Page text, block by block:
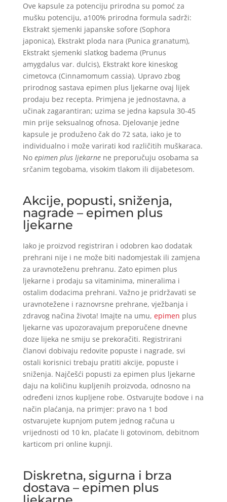
Ove kapsule za potenciju prirodna su pomoć za
mušku potenciju, a100% prirodna formula sadrži:
Ekstrakt sjemenki japanske sofore (Sophora
japonica), Ekstrakt ploda nara (Punica granatum),
Ekstrakt sjemenki slatkog badema (Prunus
amygdalus var. dulcis), Ekstrakt kore kineskog
cimetovca (Cinnamomum cassia). Upravo zbog
prirodnog sastava epimen plus ljekarne ovaj lijek
prodaju bez recepta. Primjena je jednostavna, a
učinak zagarantiran; uzima se jedna kapsula 30-45
min prije seksualnog ofnosa. Djelovanje jedne
kapsule je produženo čak do 72 sata, iako je to
individualno i može varirati kod različitih muškaraca.
No epimen plus ljekarnene preporučuju osobama sa
srčanim tegobama, visokim tlakom ili dijabetesom.
Akcije, popusti, sniženja,
nagrade – epimen plus
ljekarne
Iako je proizvod registriran i odobren kao dodatak
prehrani nije i ne može biti nadomjestak ili zamjena
za uravnoteženu prehranu. Zato epimen plus
ljekarne i prodaju sa vitaminima, mineralima i
ostalim dodacima prehrani. Važno je pridržavati se
uravnotežene i raznovrsne prehrane, vježbanja i
zdravog načina života! Imajte na umu, epimen plus
ljekarne vas upozoravajum preporučene dnevne
doze lijeka ne smiju se prekoračiti. Registrirani
članovi dobivaju redovite popuste i nagrade, svi
ostali korisnici trebaju pratiti akcije, popuste i
sniženja. Najčešći popusti za epimen plus ljekarne
daju na količinu kupljenih proizvoda, odnosno na
određeni iznos kupljene robe. Ostvarujte bodove i na
način plaćanja, na primjer: pravo na 1 bod
ostvarujete kupnjom putem jednog računa u
vrijednosti od 10 kn, plaćate li gotovinom, debitnom
karticom pri online kupnji.
Diskretna, sigurna i brza
dostava – epimen plus